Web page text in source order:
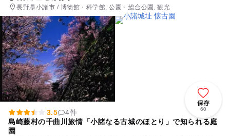
長野県小諸市 / 博物館・科学館, 公園・総合公園, 観光
保存
60
3.5
4件
島崎藤村の千曲川旅情「小諸なる古城のほとり」で知られる庭
園